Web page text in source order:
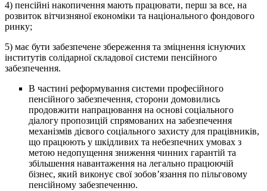
4) пенсійні накопичення мають працювати, перш за все, на
розвиток вітчизняної економіки та національного фондового
ринку;
5) має бути забезпечене збереження та зміцнення існуючих
інститутів солідарної складової системи пенсійного
забезпечення.
В частині реформування системи професійного
пенсійного забезпечення, сторони домовились
продовжити напрацювання на основі соціального
діалогу пропозицій спрямованих на забезпечення
механізмів дієвого соціального захисту для працівників,
що працюють у шкідливих та небезпечних умовах з
метою недопущення зниження чинних гарантій та
збільшення навантаження на легально працюючій
бізнес, який виконує свої зобов’язання по пільговому
пенсійному забезпеченню.